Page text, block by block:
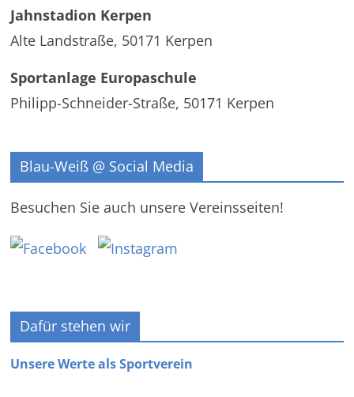
Jahnstadion Kerpen
Alte Landstraße, 50171 Kerpen
Sportanlage Europaschule
Philipp-Schneider-Straße, 50171 Kerpen
Blau-Weiß @ Social Media
Besuchen Sie auch unsere Vereinsseiten!
Dafür stehen wir
Unsere Werte als Sportverein